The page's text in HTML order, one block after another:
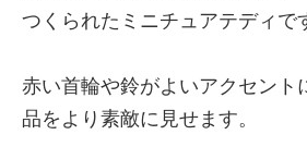
つくられたミニチュアテディで
赤い首輪や鈴がよいアクセント
品をより素敵に見せます。